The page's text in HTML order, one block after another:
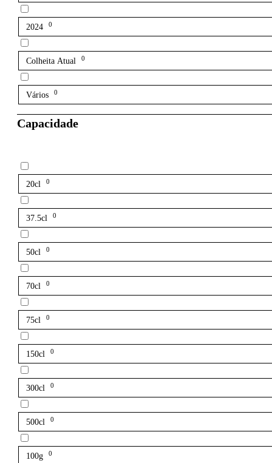
2024 0
Colheita Atual 0
Vários 0
Capacidade
20cl 0
37.5cl 0
50cl 0
70cl 0
75cl 0
150cl 0
300cl 0
500cl 0
100g 0